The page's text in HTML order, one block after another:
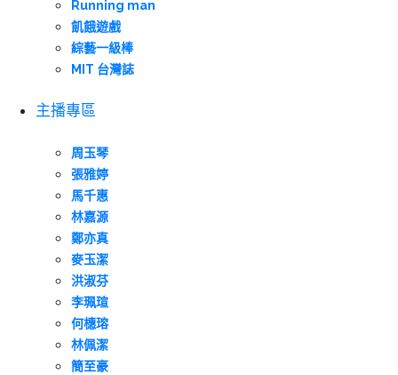
Running man
飢餓遊戲
綜藝一級棒
MIT 台灣誌
主播專區
周玉琴
張雅婷
馬千惠
林嘉源
鄭亦真
麥玉潔
洪淑芬
李珮瑄
何橞瑢
林佩潔
簡至豪